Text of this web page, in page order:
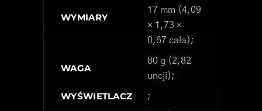
WYMIARY
17 mm (4,09
× 1,73 ×
0,67 cala);
WAGA
80 g (2,82
uncji);
WYŚWIETLACZ ;